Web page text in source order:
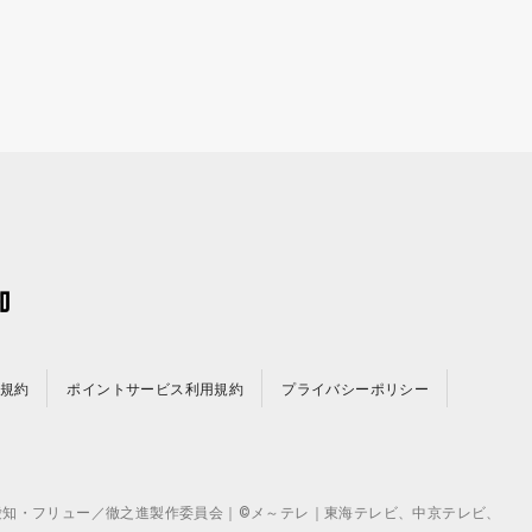
約 ポイントサービス利用規約 プライバシーポリシー
フリュー／徹之進製作委員会｜©メ～テレ｜東海テレビ、中京テレビ、